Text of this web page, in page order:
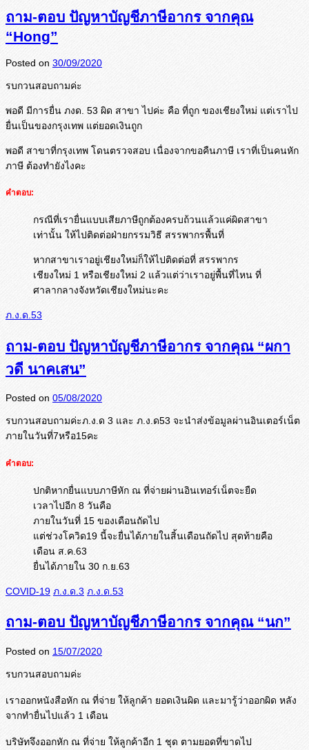
ถาม-ตอบ ปัญหาบัญชีภาษีอากร จากคุณ
“Hong”
Posted on 30/09/2020
รบกวนสอบถามค่ะ
พอดี มีการยื่น ภงด. 53 ผิด สาขา ไปค่ะ คือ ที่ถูก ของเชียงใหม่ แต่เราไป
ยื่นเป็นของกรุงเทพ แต่ยอดเงินถูก
พอดี สาขาที่กรุงเทพ โดนตรวจสอบ เนื่องจากขอคืนภาษี เราที่เป็นคนหัก
ภาษี ต้องทำยังไงคะ
คำตอบ:
กรณีที่เรายื่นแบบเสียภาษีถูกต้องครบถ้วนแล้วแค่ผิดสาขา
เท่านั้น ให้ไปติดต่อฝ่ายกรรมวิธี สรรพากรพื้นที่
หากสาขาเราอยู่เชียงใหม่ก็ให้ไปติดต่อที่ สรรพากร
เชียงใหม่ 1 หรือเชียงใหม่ 2 แล้วแต่ว่าเราอยู่พื้นที่ไหน ที่
ศาลากลางจังหวัดเชียงใหม่นะคะ
ภ.ง.ด.53
ถาม-ตอบ ปัญหาบัญชีภาษีอากร จากคุณ “ผกา
วดี นาคเสน”
Posted on 05/08/2020
รบกวนสอบถามค่ะภ.ง.ด 3 และ ภ.ง.ด53 จะนำส่งข้อมูลผ่านอินเตอร์เน็ต
ภายในวันที่7หรือ15คะ
คำตอบ:
ปกติหากยื่นแบบภาษีหัก ณ ที่จ่ายผ่านอินเทอร์เน็ตจะยืด
เวลาไปอีก 8 วันคือ
ภายในวันที่ 15 ของเดือนถัดไป
แต่ช่วงโควิด19 นี้จะยื่นได้ภายในสิ้นเดือนถัดไป สุดท้ายคือ
เดือน ส.ค.63
ยื่นได้ภายใน 30 ก.ย.63
COVID-19 ภ.ง.ด.3 ภ.ง.ด.53
ถาม-ตอบ ปัญหาบัญชีภาษีอากร จากคุณ “นก”
Posted on 15/07/2020
รบกวนสอบถามค่ะ
เราออกหนังสือหัก ณ ที่จ่าย ให้ลูกค้า ยอดเงินผิด และมารู้ว่าออกผิด หลัง
จากทำยื่นไปแล้ว 1 เดือน
บริษัทจึงออกหัก ณ ที่จ่าย ให้ลูกค้าอีก 1 ชุด ตามยอดที่ขาดไป